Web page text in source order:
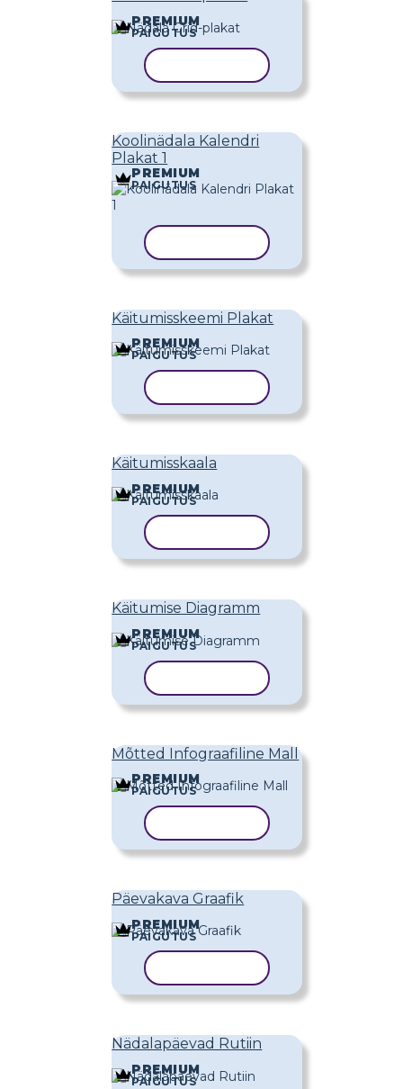
PREMIUM
PAIGUTUS
Koolinädala Kalendri
Plakat 1
PREMIUM
PAIGUTUS
Käitumisskeemi Plakat
PREMIUM
PAIGUTUS
Käitumisskaala
PREMIUM
PAIGUTUS
Käitumise Diagramm
PREMIUM
PAIGUTUS
Mõtted Infograafiline Mall
PREMIUM
PAIGUTUS
Päevakava Graafik
PREMIUM
PAIGUTUS
Nädalapäevad Rutiin
PREMIUM
PAIGUTUS